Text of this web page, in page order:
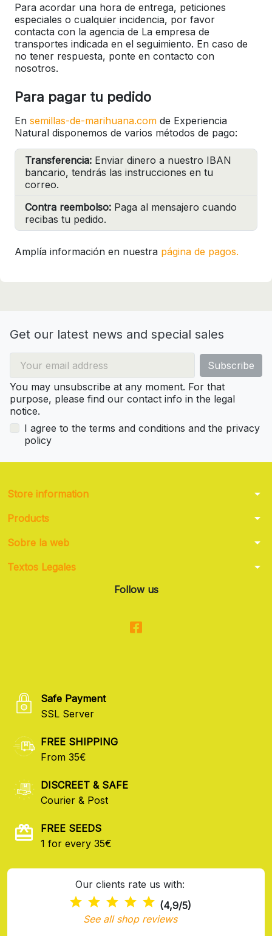
Para acordar una hora de entrega, peticiones
especiales o cualquier incidencia, por favor
contacta con la agencia de La empresa de
transportes indicada en el seguimiento. En caso de
no tener respuesta, ponte en contacto con
nosotros.
Para pagar tu pedido
En semillas-de-marihuana.com de Experiencia
Natural disponemos de varios métodos de pago:
Transferencia: Enviar dinero a nuestro IBAN
bancario, tendrás las instrucciones en tu
correo.
Contra reembolso: Paga al mensajero cuando
recibas tu pedido.
Amplía información en nuestra página de pagos.
Get our latest news and special sales
You may unsubscribe at any moment. For that
purpose, please find our contact info in the legal
notice.
I agree to the terms and conditions and the privacy
policy
Store information arrow_drop_down
Products arrow_drop_down
Sobre la web arrow_drop_down
Textos Legales arrow_drop_down
Follow us
Safe Payment
SSL Server
FREE SHIPPING
From 35€
DISCREET & SAFE
Courier & Post
FREE SEEDS
1 for every 35€
Our clients rate us with:
(4,9/5)
See all shop reviews